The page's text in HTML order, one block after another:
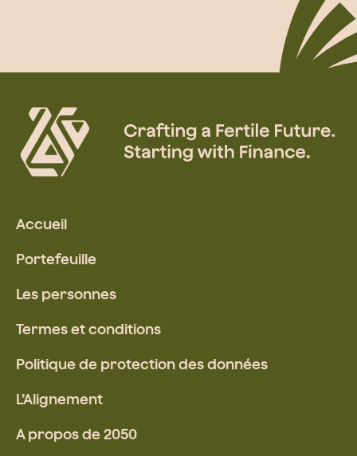
Accueil
Portefeuille
Les personnes
Termes et conditions
Politique de protection des données
L’Alignement
A propos de 2050